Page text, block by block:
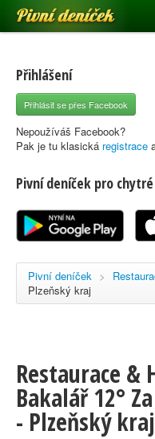
Pivní deníček
Pivní mapa
Pivní značky
Nápověda
Registrace
Přihlášení
Přihlásit se přes Facebook
Nepoužíváš Facebook?
Pak je tu klasická registrace
Pivní deníček pro
Pivní deníček >
Plzeňský kraj
Restaurace &
Bakalář 12°
- Plzeňský kraj